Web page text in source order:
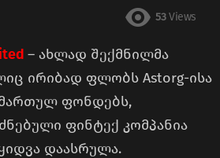
53 Views
– ახლად შექმნილმა
ირიბად ფლობს Astorg-ისა
მართულ ფონდებს,
ფინტექ კომპანია
დაასრულა.